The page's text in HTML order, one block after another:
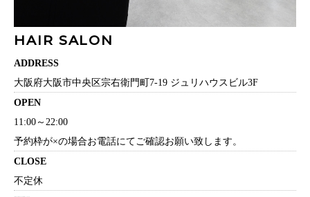
HAIR SALON
ADDRESS
大阪府大阪市中央区宗右衛門町7-19 ジュリハウスビル3F
OPEN
11:00～22:00
予約枠が×の場合お電話にてご確認お願い致します。
CLOSE
不定休